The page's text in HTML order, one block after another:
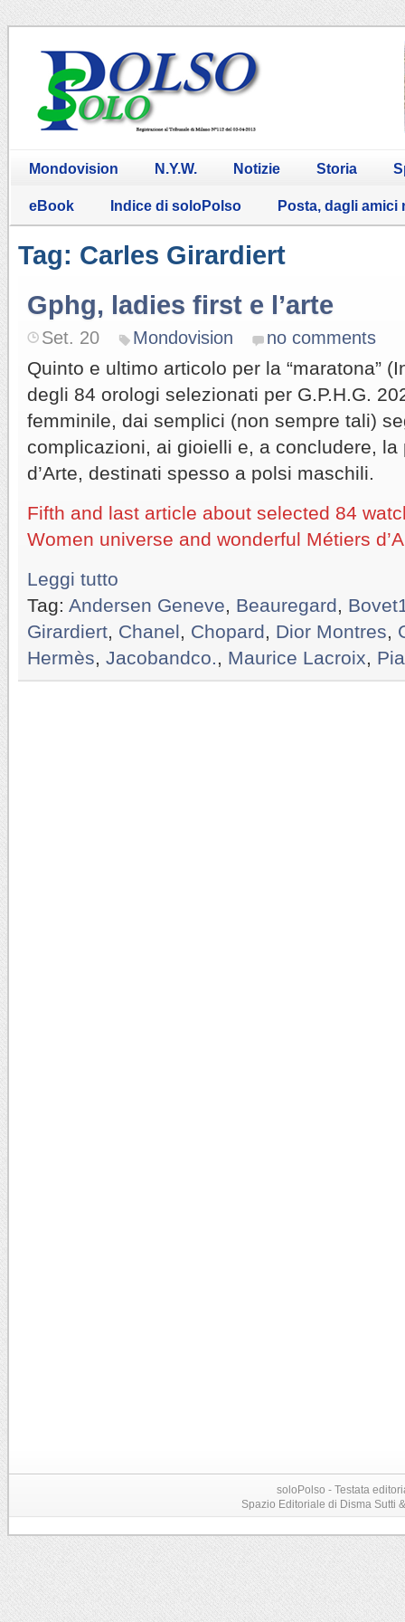
Mondovision N.Y.W. Notizie Storia
eBook Indice di soloPolso Posta, dagli amici
Tag: Carles Girardiert
Gphg, ladies first e l’arte
Set. 20 Mondovision no comments
Quinto e ultimo articolo per la “maratona”
degli 84 orologi selezionati per G.P.H.G.
femminile, dai semplici (non sempre tali)
complicazioni, ai gioielli e, a concludere,
d’Arte, destinati spesso a polsi maschili.
Fifth and last article about selected 84
Women universe and wonderful Métiers
Leggi tutto
Tag: Andersen Geneve Beauregard
Girardiert Chanel Chopard Dior Montres
Hermès Jacobandco. Maurice Lacroix
soloPolso - Testata
Spazio Editoriale di Disma Sutti